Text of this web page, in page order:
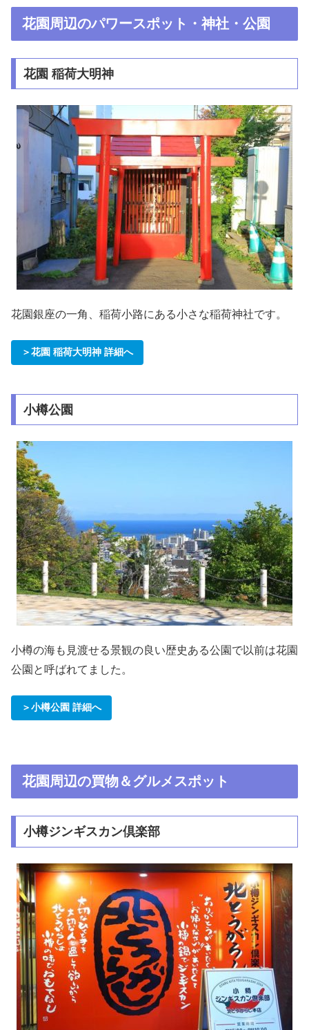
花園周辺のパワースポット・神社・公園
花園 稲荷大明神
花園銀座の一角、稲荷小路にある小さな稲荷神社です。
＞花園 稲荷大明神 詳細へ
小樽公園
小樽の海も見渡せる景観の良い歴史ある公園で以前は花園
公園と呼ばれてました。
＞小樽公園 詳細へ
花園周辺の買物＆グルメスポット
小樽ジンギスカン倶楽部